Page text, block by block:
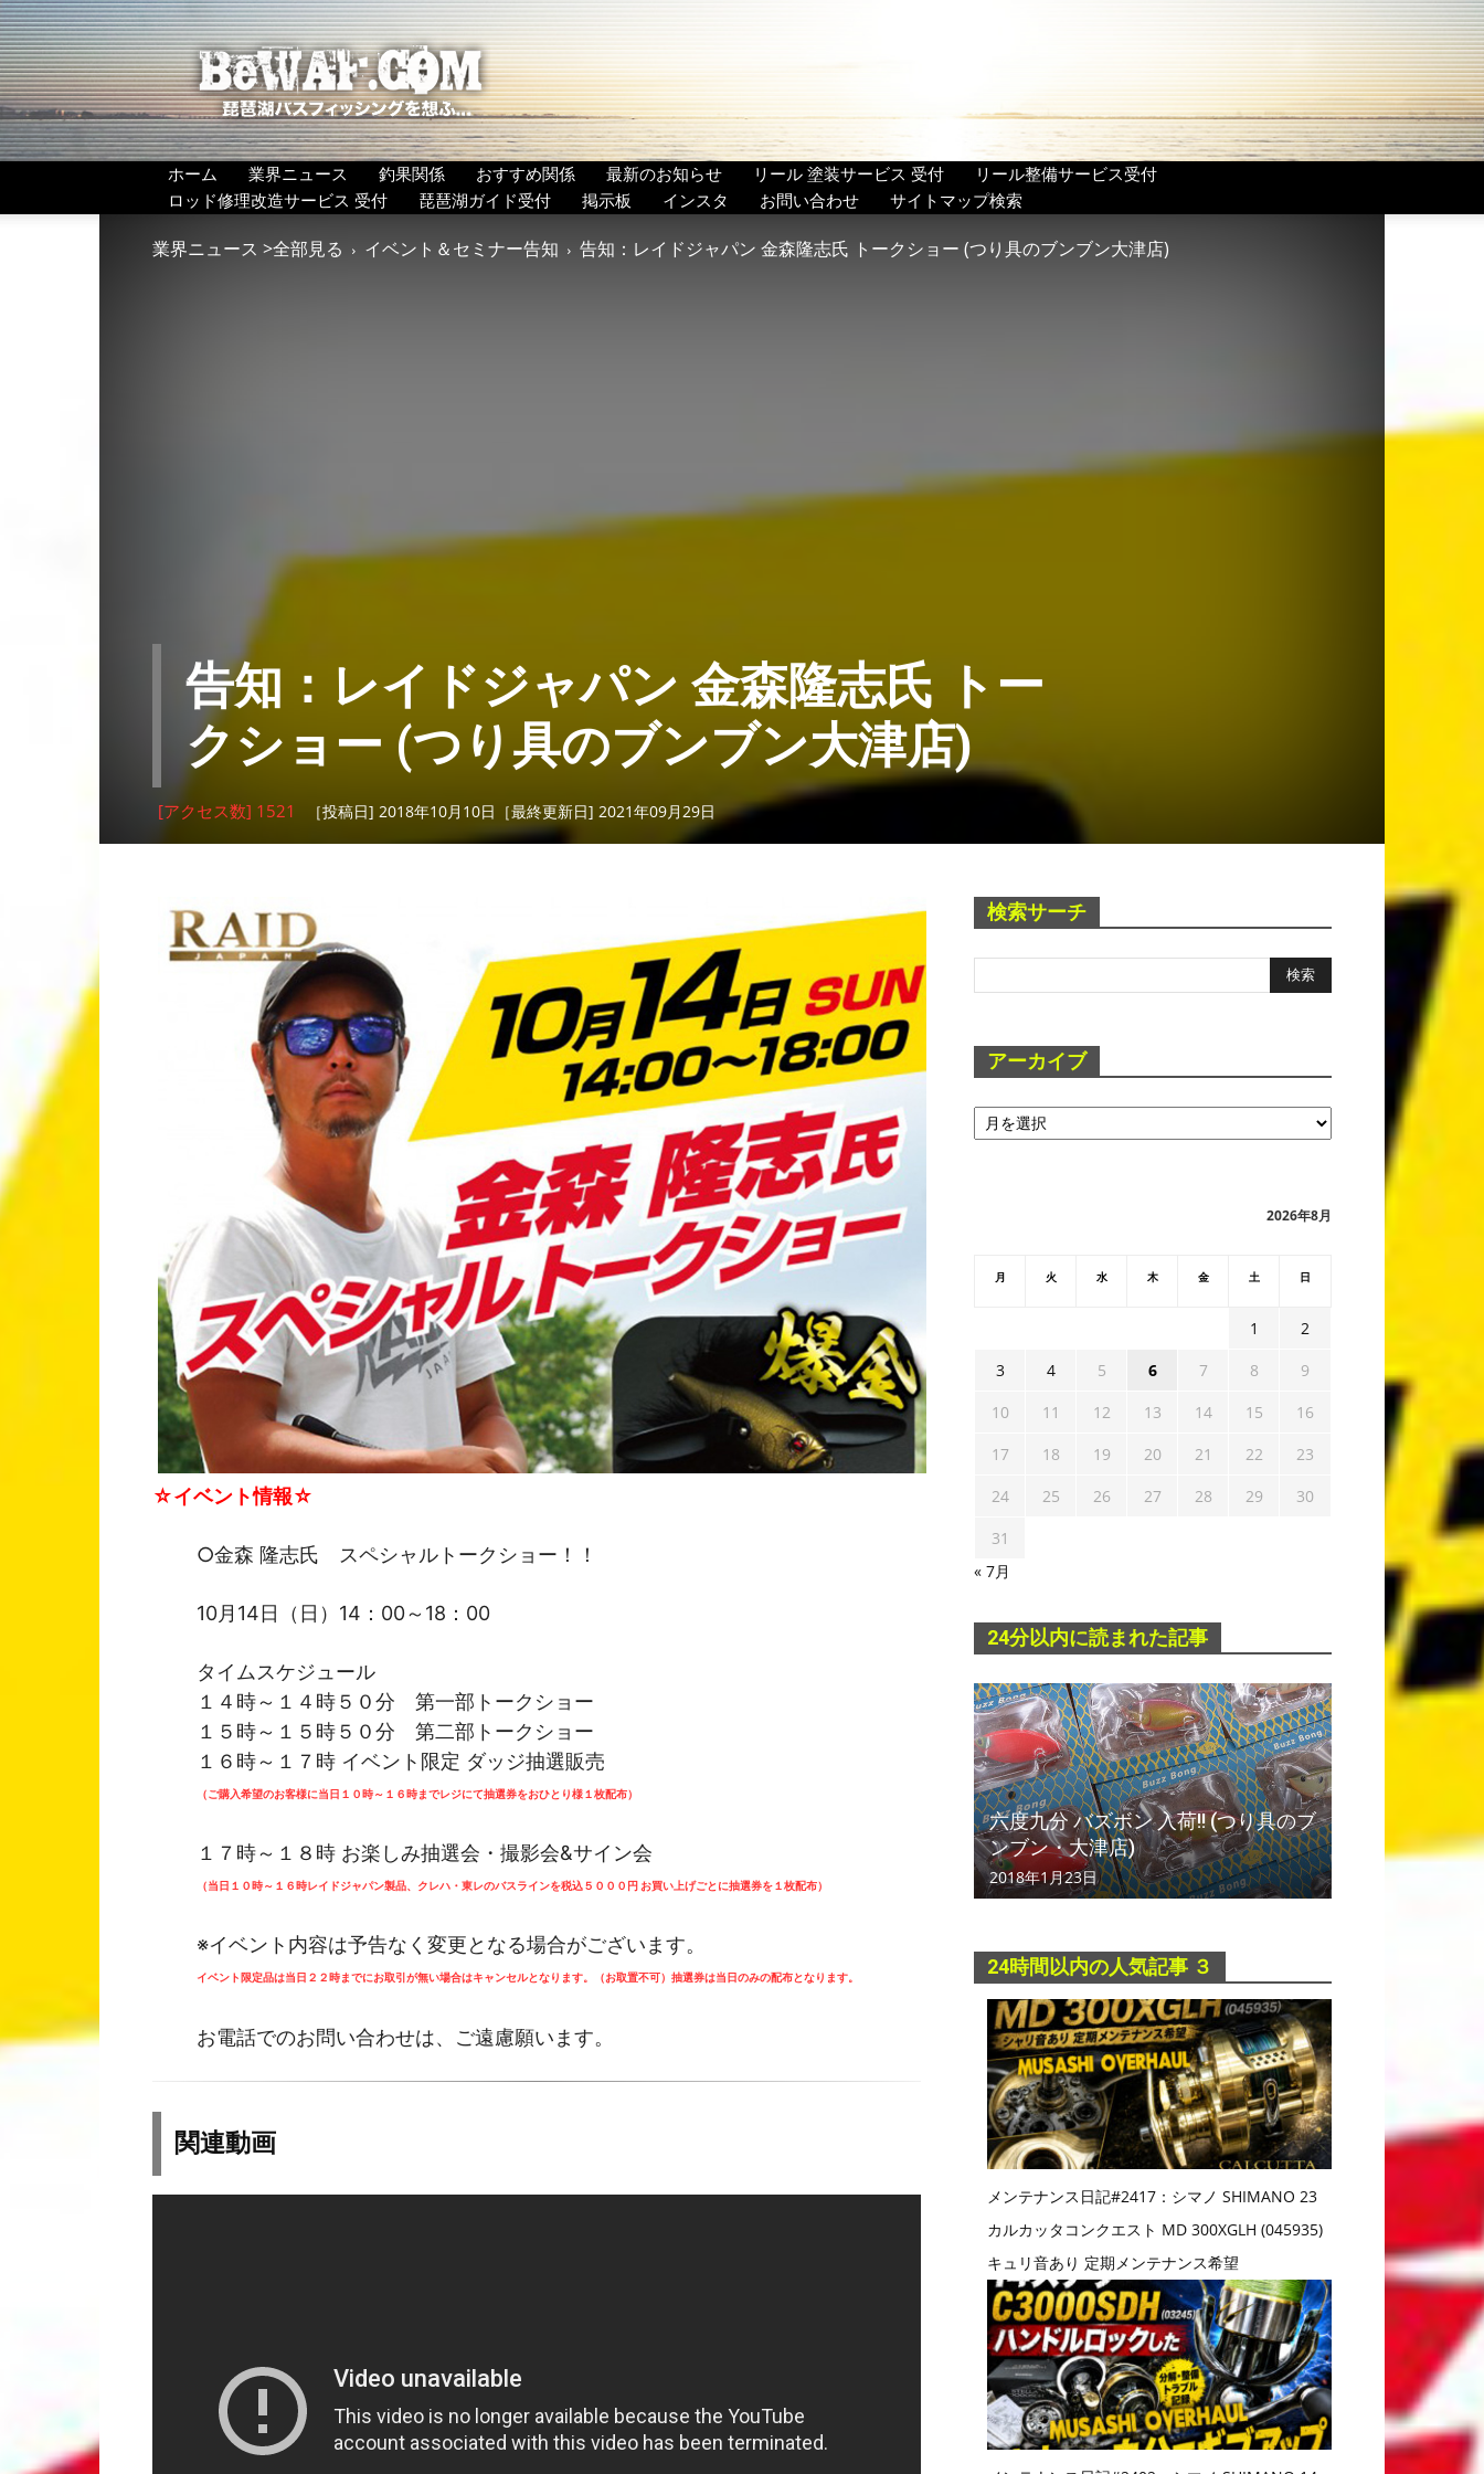
BeWAF
(ビ
ワ
エ
フ）
ホーム 業界ニュース 釣果関係 おすすめ関係 最新のお知らせ リール 塗装サービス 受付
リール整備サービス受付
ロッド修理改造サービス 受付
琵琶湖ガイド受付 掲示板 インスタ お問い合わせ サイトマップ検索
業界ニュース >全部見る イベント＆セミナー告知 告知：レイドジャパン 金森隆志氏 トークショー (つり具のブンブン大津店)
告知：レイドジャパン 金森隆志氏 トー
クショー (つり具のブンブン大津店)
[アクセス数] 1521 ［投稿日] 2018年10月10日［最終更新日] 2021年09月29日
☆イベント情報☆
○金森 隆志氏 スペシャルトークショー！！
10月14日（日）14：00～18：00
タイムスケジュール
１４時～１４時５０分 第一部トークショー
１５時～１５時５０分 第二部トークショー
１６時～１７時 イベント限定 ダッジ抽選販売
（ご購入希望のお客様に当日１０時～１６時までレジにて抽選券をおひとり様１枚配布）
１７時～１８時 お楽しみ抽選会・撮影会&サイン会
（当日１０時～１６時レイドジャパン製品、クレハ・東レのバスラインを税込５０００円 お買い上げごとに抽選券を１枚配布）
※イベント内容は予告なく変更となる場合がございます。
イベント限定品は当日２２時までにお取引が無い場合はキャンセルとなります。（お取置不可） 抽選券は当日のみの配布となります。
お電話でのお問い合わせは、ご遠慮願います。
関連動画
検索サーチ
アーカイブ
ア
ー
2026年8月
月 火 水 木 金 土 日
1
2
3
4 5 6 7 8
9
10
11 12 13 14 15
16
17
18 19 20 21 22
23
24
25 26 27 28 29
30
31
« 7月
24分以内に読まれた記事
六度九分 バズボン 入荷!! (つり具のブ
ンブン・大津店)
2018年1月23日
24時間以内の人気記事 ３
メンテナンス日記#2417：シマノ SHIMANO 23
カルカッタコンクエスト MD 300XGLH (045935)
キュリ音あり 定期メンテナンス希望